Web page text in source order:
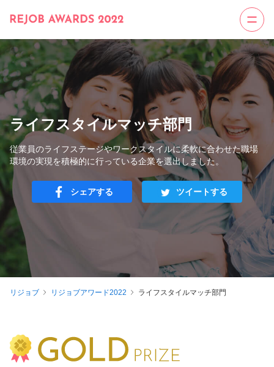
ライフスタイルマッチ部門
従業員のライフステージやワークスタイルに柔軟に合わせた職場
環境の実現を積極的に行っている企業を選出しました。
シェアする ツイートする
リジョブ リジョブアワード2022 ライフスタイルマッチ部門